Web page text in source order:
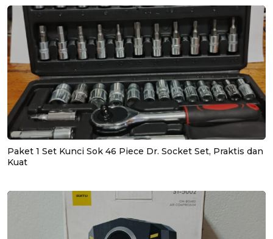
Paket 1 Set Kunci Sok 46 Piece Dr. Socket Set, Praktis dan
Kuat